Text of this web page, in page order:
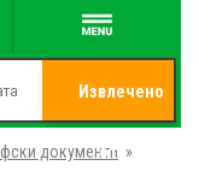
Извлечено
от
документи »